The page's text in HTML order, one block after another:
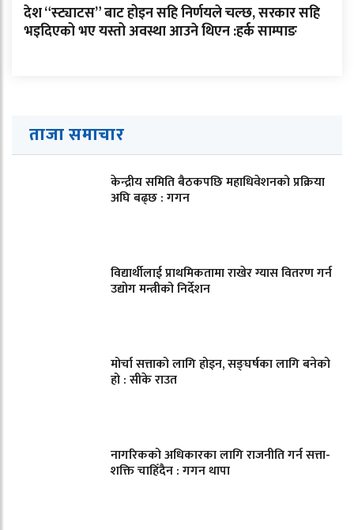
देश “स्ट्याटस” बाट होइन सहि निर्णयले चल्छ, सरकार सहि
भइदिएको भए यस्तो अवस्था आउने थिएन :हर्क साम्पाङ
ताजा समाचार
केन्द्रीय समिति बैठकपछि महाधिवेशनको प्रक्रिया
अघि बढ्छ : गगन
विद्यार्थीलाई प्राथमिकतामा राखेर ग्यास वितरण गर्न
उद्योग मन्त्रीको निर्देशन
मोर्चा सत्ताको लागि होइन, सङ्घर्षका लागि बनेको
हो : सीके राउत
नागरिकको अधिकारका लागि राजनीति गर्न सत्ता-
शक्ति चाहिँदैन : गगन थापा